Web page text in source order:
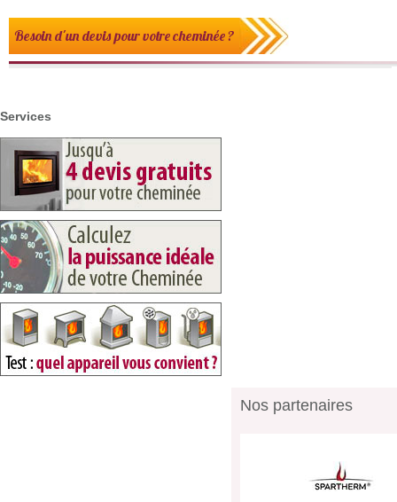
Besoin d'un devis pour votre cheminée ?
Services
Nos partenaires